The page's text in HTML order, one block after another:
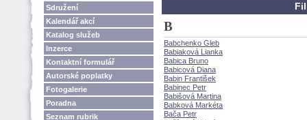
Sdružení
Kalendář akcí
Katalog služeb
Inzerce
Kontaktní formulář
Autorské poplatky
Fotogalerie
Poradna
Seznam rubrik
B
Babchenko Gleb
Babiaková Lianka
Babica Bruno
Babicová Diana
Babin František
Babinec Petr
Babišová Martina
Babková Markéta
Bača Petr